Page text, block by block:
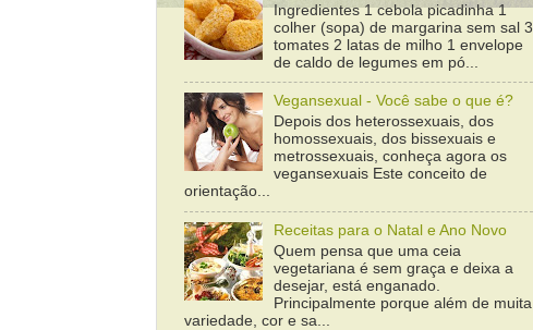
Ingredientes 1 cebola picadinha 1
colher (sopa) de margarina sem sal 3
tomates 2 latas de milho 1 envelope
de caldo de legumes em pó...
Vegansexual - Você sabe o que é?
Depois dos heterossexuais, dos
homossexuais, dos bissexuais e
metrossexuais, conheça agora os
vegansexuais Este conceito de
orientação...
Receitas para o Natal e Ano Novo
Quem pensa que uma ceia
vegetariana é sem graça e deixa a
desejar, está enganado.
Principalmente porque além de muita
variedade, cor e sa...